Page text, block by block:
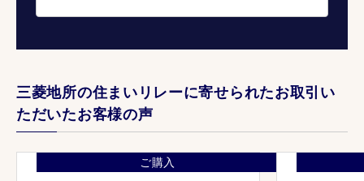
三菱地所の住まいリレーに寄せられたお取引い
ただいたお客様の声
ご購入